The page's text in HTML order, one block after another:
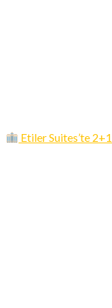
Etiler Suites’te